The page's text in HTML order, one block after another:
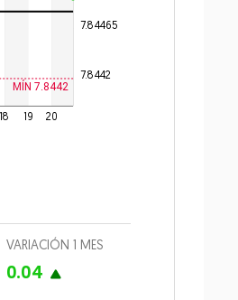
MÍN 7.8442
18 19 20
7.8442
7.84465
VARIACIÓN 1 MES
0.04